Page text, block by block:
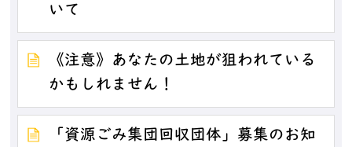
いて
《注意》あなたの土地が狙われている
かもしれません！
「資源ごみ集団回収団体」募集のお知